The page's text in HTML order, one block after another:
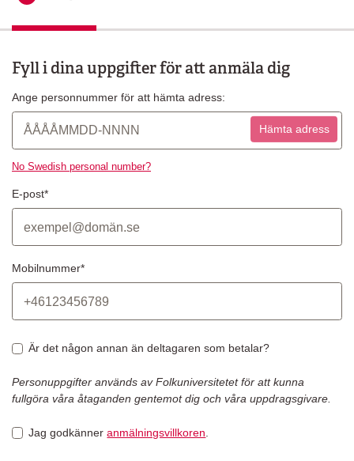
Fyll i dina uppgifter för att anmäla dig
Ange personnummer för att hämta adress:
Hämta adress
No Swedish personal number?
E-post*
Mobilnummer*
Är det någon annan än deltagaren som betalar?
Personuppgifter används av Folkuniversitetet för att kunna
fullgöra våra åtaganden gentemot dig och våra uppdragsgivare.
Jag godkänneranmälningsvillkoren